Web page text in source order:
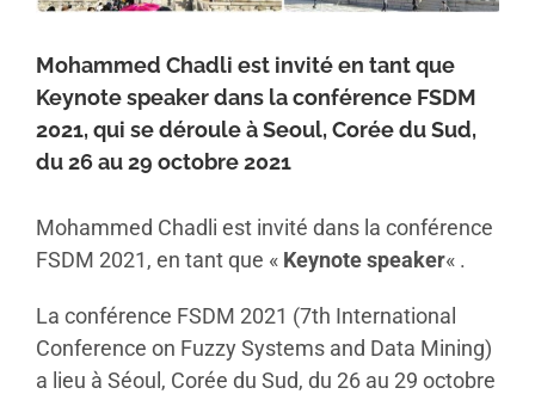
Mohammed Chadli est invité en tant que
Keynote speaker dans la conférence FSDM
2021, qui se déroule à Seoul, Corée du Sud,
du 26 au 29 octobre 2021
Mohammed Chadli est invité dans la conférence
FSDM 2021, en tant que « Keynote speaker« .
La conférence FSDM 2021 (7th International
Conference on Fuzzy Systems and Data Mining)
a lieu à Séoul, Corée du Sud, du 26 au 29 octobre